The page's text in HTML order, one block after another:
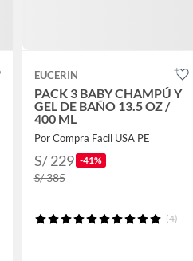
EUCERIN
PACK 3 BABY CHAMPÚ Y
GEL DE BAÑO 13.5 OZ /
400 ML
Por Compra Facil USA PE
S/ 229 -41%
S/ 385
(4)